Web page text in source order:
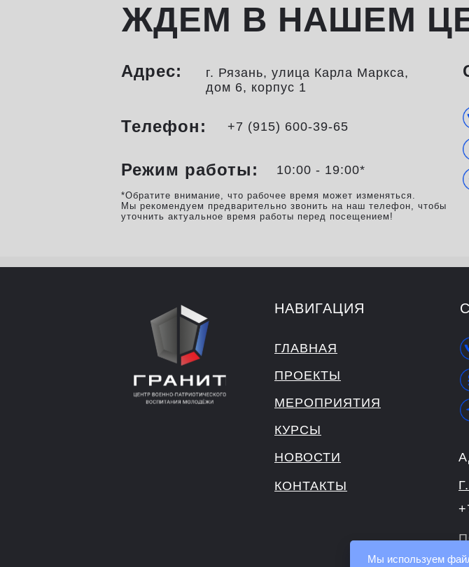
ЖДЕМ В НАШЕМ
Режим работы:
*Обратите внимание, что рабочее время может изменяться.
Мы рекомендуем предварительно звонить на наш телефон, чтобы
уточнить актуальное время работы перед посещением!
10:00 - 19:00*
+7 (915) 600-39-65
Телефон:
г. Рязань, улица Карла Маркса,
дом 6, корпус 1
Адрес:
ГЛАВНАЯ
ПРОЕКТЫ
МЕРОПРИЯТИЯ
КУРСЫ
НОВОСТИ
КОНТАКТЫ
НАВИГАЦИЯ
Мы используем